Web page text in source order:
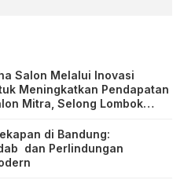
Salon Melalui Inovasi
Meningkatkan Pendapatan
Mitra, Selong Lombok
di Bandung:
dan Perlindungan